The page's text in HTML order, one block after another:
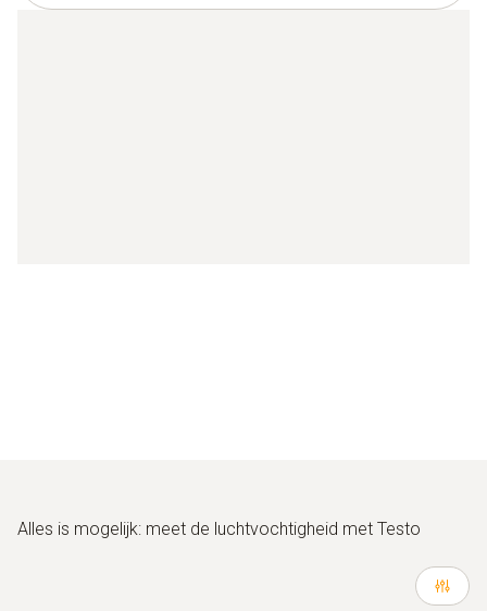
Alles is mogelijk: meet de luchtvochtigheid met Testo